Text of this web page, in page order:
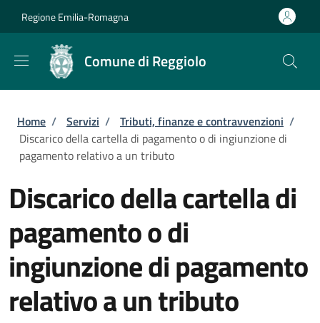
Regione Emilia-Romagna
Comune di Reggiolo
Briciole di pane
Home / Servizi / Tributi, finanze e contravvenzioni /
Discarico della cartella di pagamento o di ingiunzione di
pagamento relativo a un tributo
Discarico della cartella di
pagamento o di
ingiunzione di pagamento
relativo a un tributo